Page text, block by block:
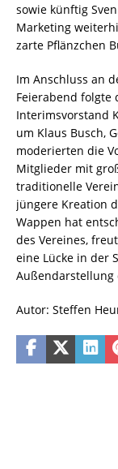
sowie künftig
Marketing
zarte Pflänzchen
Im Anschluss an
Feierabend folgte
Interimsvorstand
um Klaus Busch,
moderierten die
Mitglieder mit
traditionelle
jüngere Kreation
Wappen hat
des Vereines,
eine Lücke in der
Außendarstellung
Autor: Steffen